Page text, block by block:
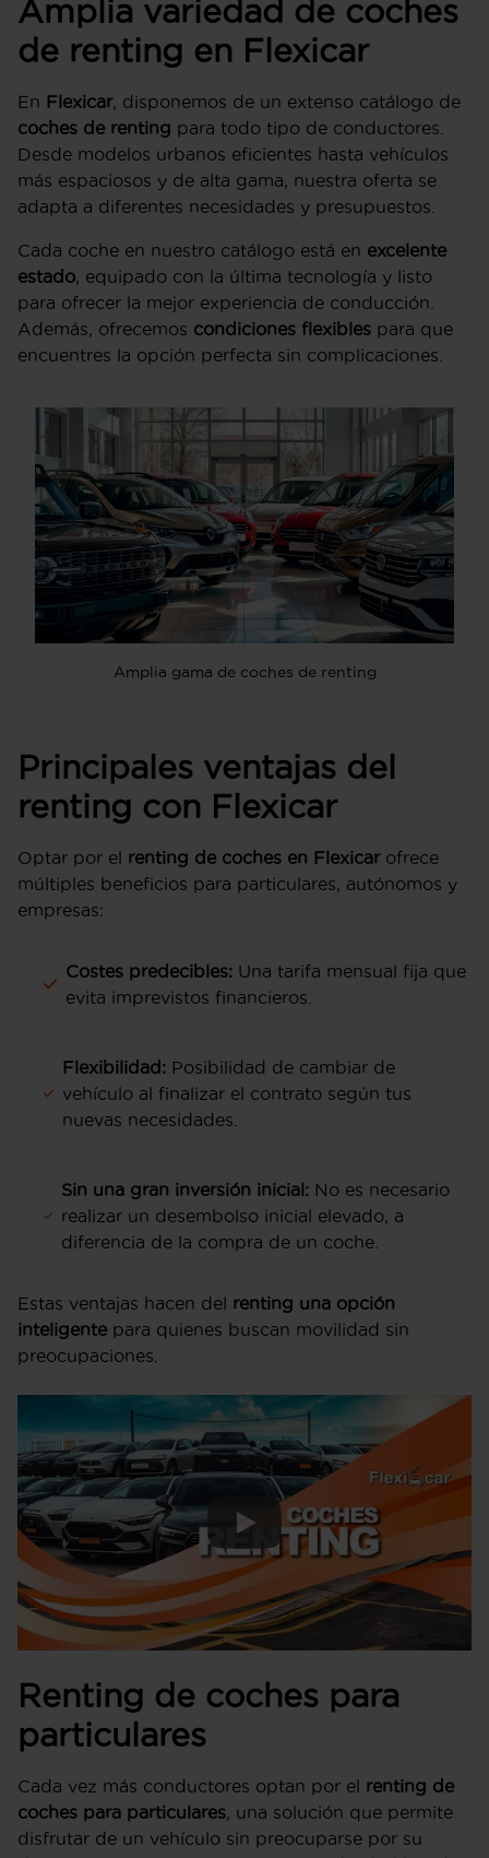
Amplia variedad de coches
de renting en Flexicar
En Flexicar, disponemos de un extenso catálogo de
coches de renting para todo tipo de conductores.
Desde modelos urbanos eficientes hasta vehículos
más espaciosos y de alta gama, nuestra oferta se
adapta a diferentes necesidades y presupuestos.
Cada coche en nuestro catálogo está en excelente
estado, equipado con la última tecnología y listo
para ofrecer la mejor experiencia de conducción.
Además, ofrecemos condiciones flexibles para que
encuentres la opción perfecta sin complicaciones.
Amplia gama de coches de renting
Principales ventajas del
renting con Flexicar
Optar por el renting de coches en Flexicarofrece
múltiples beneficios para particulares, autónomos y
empresas:
Costes predecibles: Una tarifa mensual fija que
evita imprevistos financieros.
Flexibilidad: Posibilidad de cambiar de
vehículo al finalizar el contrato según tus
nuevas necesidades.
Sin una gran inversión inicial:No es necesario
realizar un desembolso inicial elevado, a
diferencia de la compra de un coche.
Estas ventajas hacen del renting una opción
inteligente para quienes buscan movilidad sin
preocupaciones.
Renting de coches para
particulares
Cada vez más conductores optan por el renting de
coches para particulares, una solución que permite
disfrutar de un vehículo sin preocuparse por su